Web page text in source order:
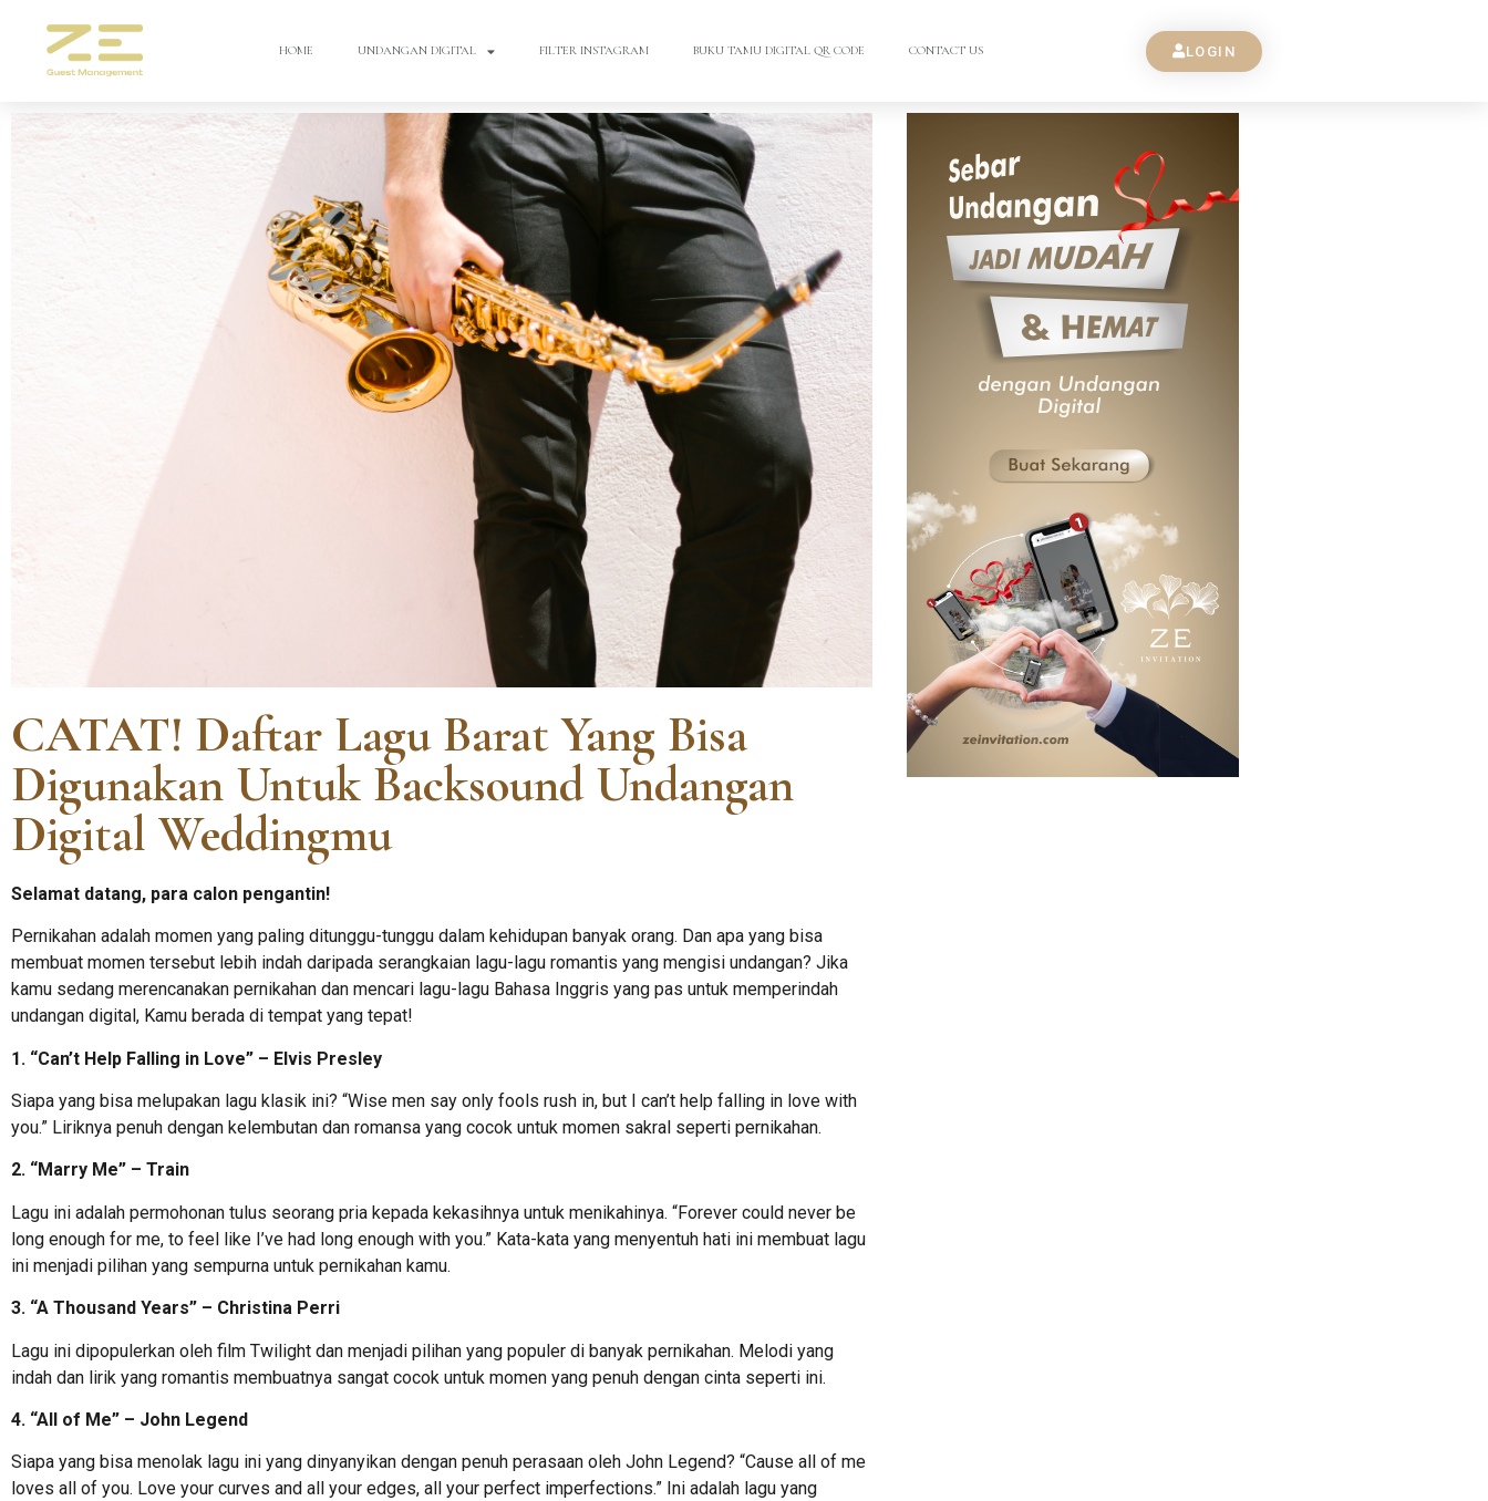
HOME UNDANGAN DIGITAL FILTER INSTAGRAM BUKU TAMU DIGITAL QR CODE CONTACT US LOGIN
CATAT! Daftar Lagu Barat Yang Bisa
Digunakan Untuk Backsound Undangan
Digital Weddingmu
Selamat datang, para calon pengantin!
Pernikahan adalah momen yang paling ditunggu-tunggu dalam kehidupan banyak orang. Dan apa yang bisa
membuat momen tersebut lebih indah daripada serangkaian lagu-lagu romantis yang mengisi undangan? Jika
kamu sedang merencanakan pernikahan dan mencari lagu-lagu Bahasa Inggris yang pas untuk memperindah
undangan digital, Kamu berada di tempat yang tepat!
1. “Can’t Help Falling in Love” – Elvis Presley
Siapa yang bisa melupakan lagu klasik ini? “Wise men say only fools rush in, but I can’t help falling in love with
you.” Liriknya penuh dengan kelembutan dan romansa yang cocok untuk momen sakral seperti pernikahan.
2. “Marry Me” – Train
Lagu ini adalah permohonan tulus seorang pria kepada kekasihnya untuk menikahinya. “Forever could never be
long enough for me, to feel like I’ve had long enough with you.” Kata-kata yang menyentuh hati ini membuat lagu
ini menjadi pilihan yang sempurna untuk pernikahan kamu.
3. “A Thousand Years” – Christina Perri
Lagu ini dipopulerkan oleh film Twilight dan menjadi pilihan yang populer di banyak pernikahan. Melodi yang
indah dan lirik yang romantis membuatnya sangat cocok untuk momen yang penuh dengan cinta seperti ini.
4. “All of Me” – John Legend
Siapa yang bisa menolak lagu ini yang dinyanyikan dengan penuh perasaan oleh John Legend? “Cause all of me
loves all of you. Love your curves and all your edges, all your perfect imperfections.” Ini adalah lagu yang